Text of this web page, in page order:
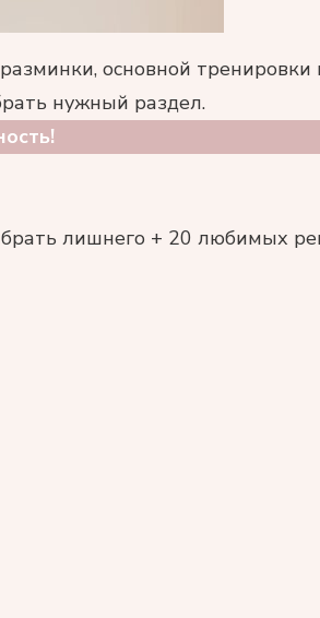
основной тренировки
нужный раздел.
лишнего + 20 любимых